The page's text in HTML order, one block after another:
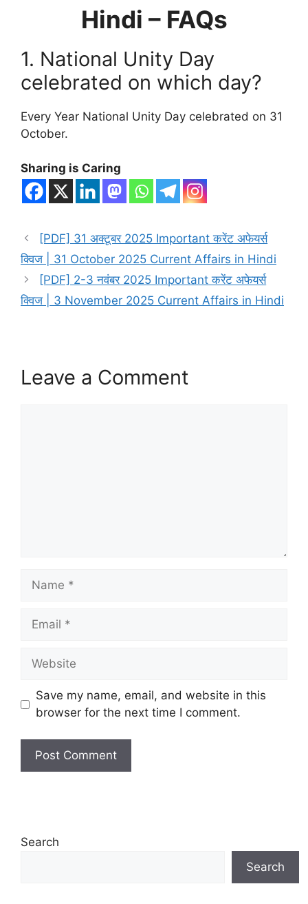
Hindi – FAQs
1. National Unity Day
celebrated on which day?
Every Year National Unity Day celebrated on 31
October.
Sharing is Caring
[PDF] 31 अक्टूबर 2025 Important करेंट अफेयर्स
क्विज | 31 October 2025 Current Affairs in Hindi
[PDF] 2-3 नवंबर 2025 Important करेंट अफेयर्स
क्विज | 3 November 2025 Current Affairs in Hindi
Leave a Comment
Name
Email
Website
Save my name, email, and website in this
browser for the next time I comment.
Search
Search